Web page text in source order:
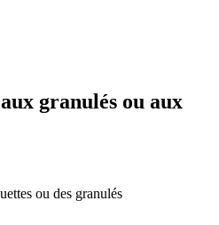
granulés ou aux
ou des granulés